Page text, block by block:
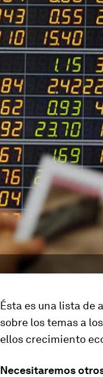
Ésta es una lista de
sobre los temas a
ellos crecimiento
Necesitaremos